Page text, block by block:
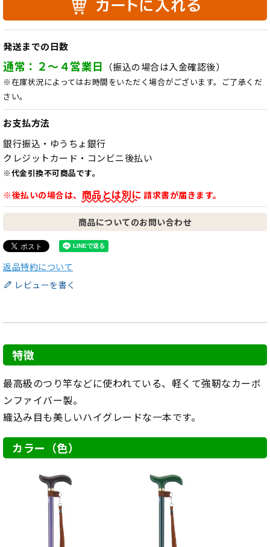
発送までの日数
通常：２～４営業日 （振込の場合は入金確認後）
※在庫状況によってはお時間をいただく場合がございます。ご了承くだ
さい。
お支払方法
銀行振込・ゆうちょ銀行
クレジットカード・コンビニ後払い
※代金引換不可商品です。
※後払いの場合は、 商品とは別に 請求書が届きます。
商品についてのお問い合わせ
返品特約について
レビューを書く
特徴
最高級のつり竿などに使われている、軽くて強靭なカーボ
ンファイバー製。
織込み目も美しいハイグレードな一本です。
カラー（色）